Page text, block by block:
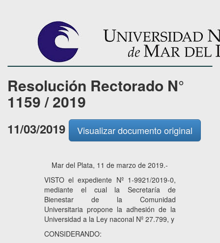
Resolución Rectorado N°
1159 / 2019
11/03/2019 Visualizar documento original
Mar del Plata, 11 de marzo de 2019.-
VISTO el expediente Nº 1-9921/2019-0,
mediante el cual la Secretaría de
Bienestar de la Comunidad
Universitaria propone la adhesión de la
Universidad a la Ley naconal Nº 27.799, y
CONSIDERANDO: